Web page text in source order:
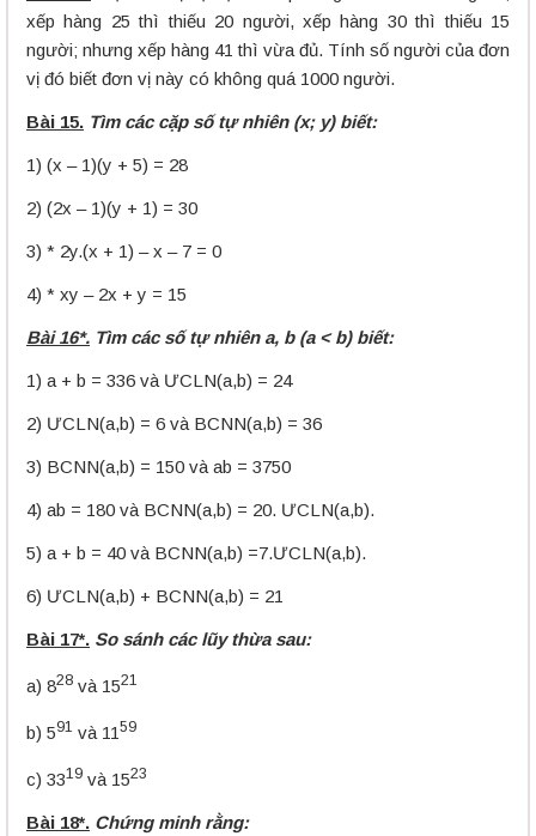
xếp hàng 25 thì thiếu 20 người, xếp hàng 30 thì thiếu 15
người; nhưng xếp hàng 41 thì vừa đủ. Tính số người của đơn
vị đó biết đơn vị này có không quá 1000 người.
Bài 15. Tìm các cặp số tự nhiên (x; y) biết:
1) (x – 1)(y + 5) = 28
2) (2x – 1)(y + 1) = 30
3) * 2y.(x + 1) – x – 7 = 0
4) * xy – 2x + y = 15
Bài 16*. Tìm các số tự nhiên a, b (a < b) biết:
1) a + b = 336 và ƯCLN(a,b) = 24
2) ƯCLN(a,b) = 6 và BCNN(a,b) = 36
3) BCNN(a,b) = 150 và ab = 3750
4) ab = 180 và BCNN(a,b) = 20. ƯCLN(a,b).
5) a + b = 40 và BCNN(a,b) =7.ƯCLN(a,b).
6) ƯCLN(a,b) + BCNN(a,b) = 21
Bài 17*. So sánh các lũy thừa sau:
a) 828 và 1521
b) 591 và 11 59
c) 3319 và 1523
Bài 18*. Chứng minh rằng: